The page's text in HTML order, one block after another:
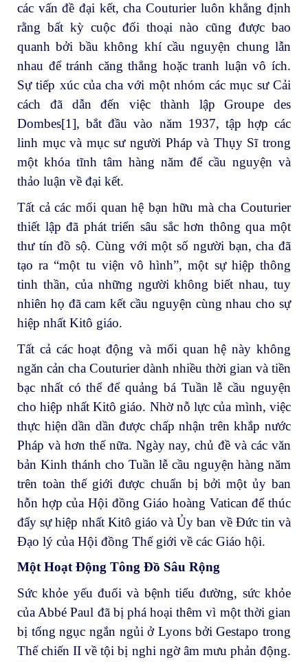
các vấn đề đại kết, cha Couturier luôn khẳng định
rằng bất kỳ cuộc đối thoại nào cũng được bao
quanh bởi bầu không khí cầu nguyện chung lẫn
nhau để tránh căng thẳng hoặc tranh luận vô ích.
Sự tiếp xúc của cha với một nhóm các mục sư Cải
cách đã dẫn đến việc thành lập Groupe des
Dombes[1], bắt đầu vào năm 1937, tập hợp các
linh mục và mục sư người Pháp và Thụy Sĩ trong
một khóa tĩnh tâm hàng năm để cầu nguyện và
thảo luận về đại kết.
Tất cả các mối quan hệ bạn hữu mà cha Couturier
thiết lập đã phát triển sâu sắc hơn thông qua một
thư tín đồ sộ. Cùng với một số người bạn, cha đã
tạo ra “một tu viện vô hình”, một sự hiệp thông
tinh thần, của những người không biết nhau, tuy
nhiên họ đã cam kết cầu nguyện cùng nhau cho sự
hiệp nhất Kitô giáo.
Tất cả các hoạt động và mối quan hệ này không
ngăn cản cha Couturier dành nhiều thời gian và tiền
bạc nhất có thể để quảng bá Tuần lễ cầu nguyện
cho hiệp nhất Kitô giáo. Nhờ nỗ lực của mình, việc
thực hiện dần dần được chấp nhận trên khắp nước
Pháp và hơn thế nữa. Ngày nay, chủ đề và các văn
bản Kinh thánh cho Tuần lễ cầu nguyện hàng năm
trên toàn thế giới được chuẩn bị bởi một ủy ban
hỗn hợp của Hội đồng Giáo hoàng Vatican để thúc
đẩy sự hiệp nhất Kitô giáo và Ủy ban về Đức tin và
Đạo lý của Hội đồng Thế giới về các Giáo hội.
Một Hoạt Động Tông Đồ Sâu Rộng
Sức khỏe yếu đuối và bệnh tiểu đường, sức khỏe
của Abbé Paul đã bị phá hoại thêm vì một thời gian
bị tống ngục ngắn ngủi ở Lyons bởi Gestapo trong
Thế chiến II về tội bị nghi ngờ âm mưu phản động.